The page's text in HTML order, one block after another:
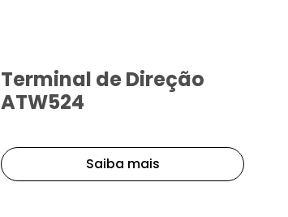
Terminal de Direção
ATW524
Saiba mais